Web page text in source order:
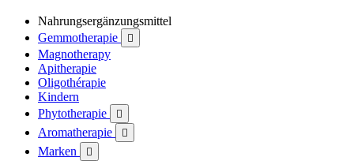
Nahrungsergänzungsmittel
Gemmotherapie

Magnotherapy
Apitherapie
Oligothérapie
Kindern
Phytotherapie

Aromatherapie 
Marken 